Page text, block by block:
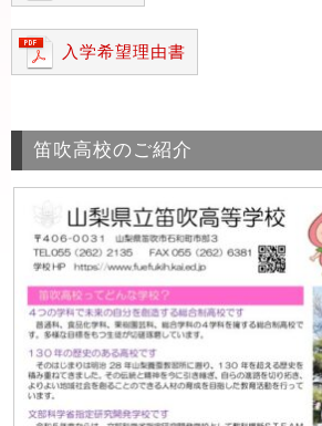
入学希望理由書
笛吹高校のご紹介